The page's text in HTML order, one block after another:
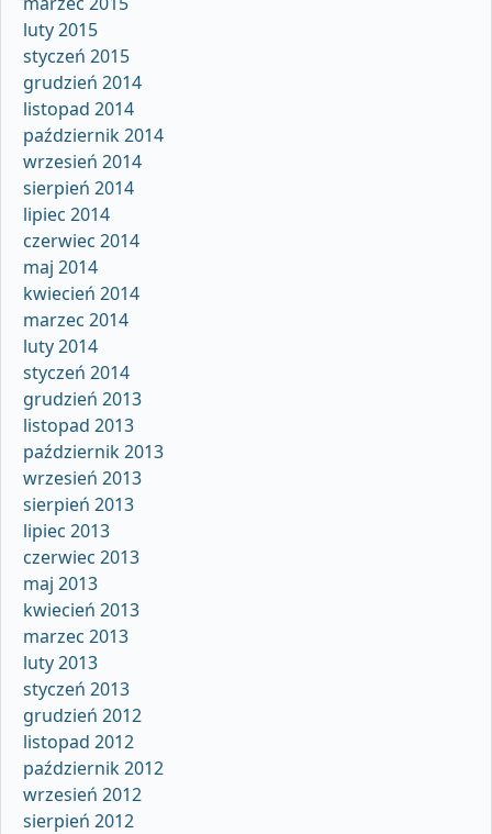
luty 2015
styczeń 2015
grudzień 2014
listopad 2014
październik 2014
wrzesień 2014
sierpień 2014
lipiec 2014
czerwiec 2014
maj 2014
kwiecień 2014
marzec 2014
luty 2014
styczeń 2014
grudzień 2013
listopad 2013
październik 2013
wrzesień 2013
sierpień 2013
lipiec 2013
czerwiec 2013
maj 2013
kwiecień 2013
marzec 2013
luty 2013
styczeń 2013
grudzień 2012
listopad 2012
październik 2012
wrzesień 2012
sierpień 2012